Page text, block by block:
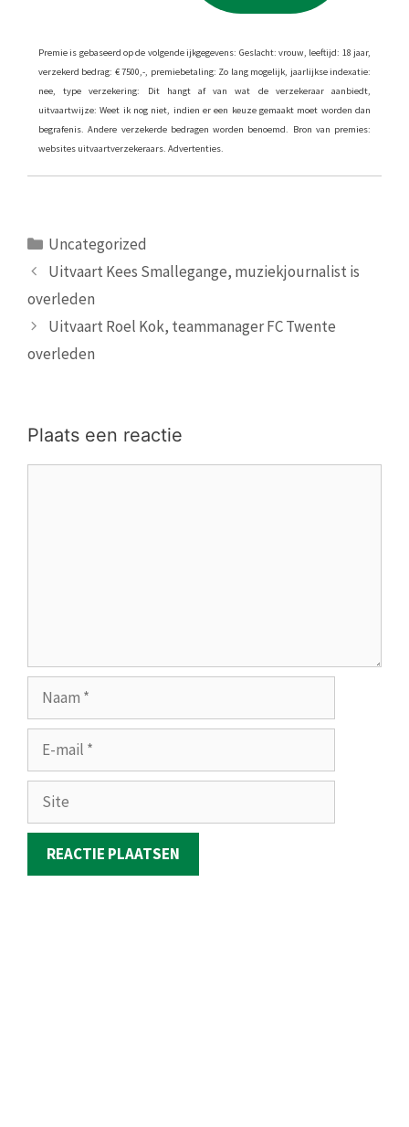
Premie is gebaseerd op de volgende ijkgegevens: Geslacht: vrouw, leeftijd: 18 jaar,
verzekerd bedrag: € 7500,-, premiebetaling: Zo lang mogelijk, jaarlijkse indexatie:
nee, type verzekering: Dit hangt af van wat de verzekeraar aanbiedt,
uitvaartwijze: Weet ik nog niet, indien er een keuze gemaakt moet worden dan
begrafenis. Andere verzekerde bedragen worden benoemd. Bron van premies:
websites uitvaartverzekeraars. Advertenties.
Categorieën
Uncategorized
Uitvaart Kees Smallegange, muziekjournalist is
overleden
Uitvaart Roel Kok, teammanager FC Twente
overleden
Plaats een reactie
mail
Site